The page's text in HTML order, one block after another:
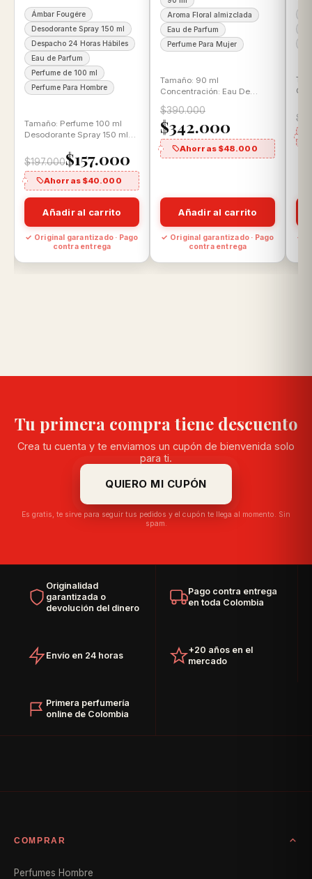
Ámbar Fougére
Desodorante Spray 150 ml
Despacho 24 Horas Hábiles
Eau de Parfum
Perfume de 100 ml
Perfume Para Hombre
Tamaño: Perfume 100 ml
Desodorante Spray 150 ml
Parfum Aroma: Ámbar…
$197.000$157.000
Ahorras $40.000
Añadir al carrito
✓ Original garantizado · Pago
contra entrega
Aroma Floral almizclada
Eau de Parfum
Perfume Para Mujer
Tamaño: 90 ml
Concentración: Eau De
Parfum Aroma: Floral
almizclada
$390.000
$342.000
Ahorras $48.000
Añadir al carrito
✓ Original garantizado · Pago
contra entrega
✓
Tu primera compra tiene descuento
Crea tu cuenta y te enviamos un cupón de bienvenida solo
para ti.
QUIERO MI CUPÓN
Es gratis, te sirve para seguir tus pedidos y el cupón te llega al momento. Sin
spam.
Originalidad
garantizada o
devolución del dinero
Pago contra entrega
en toda Colombia
Envío en 24 horas
+20 años en el
mercado
Primera perfumería
online de Colombia
COMPRAR
Perfumes Hombre